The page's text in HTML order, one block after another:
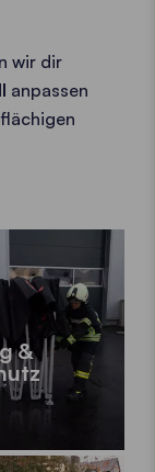
wir dir
anpassen
&